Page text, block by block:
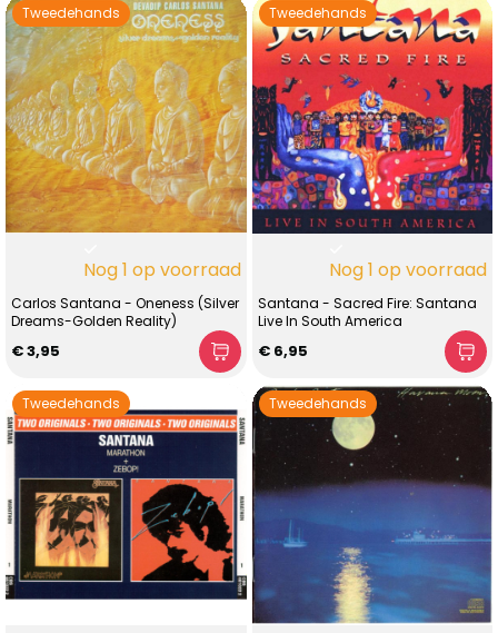
Tweedehands
Nog 1 op voorraad
Carlos Santana - Oneness (Silver
Dreams-Golden Reality)
€ 3,95
Tweedehands
Nog 1 op voorraad
Santana - Sacred Fire: Santana
Live In South America
€ 6,95
Tweedehands Tweedehands